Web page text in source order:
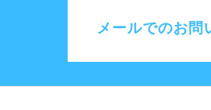
メールでのお問